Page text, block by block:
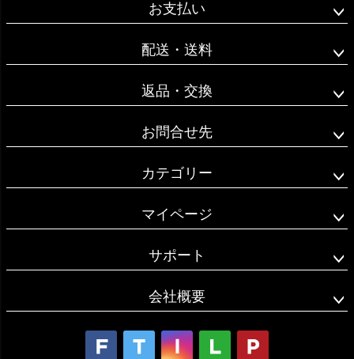
ップ
お支払い
配送・送料
返品・交換
お問合せ先
カテゴリー
マイページ
サポート
会社概要